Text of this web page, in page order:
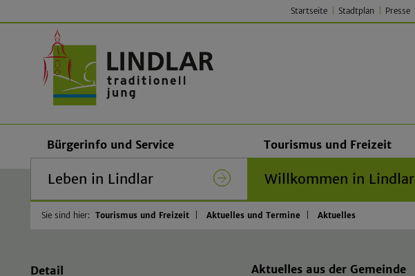
Startseite Stadtplan Presse
Bürgerinfo und Service
Leben in Lindlar
Tourismus und Freizeit
Willkommen in Lindlar
Sie sind hier: Tourismus und Freizeit Aktuelles und Termine Aktuelles
Detail
Aktuelles aus der Gemeinde